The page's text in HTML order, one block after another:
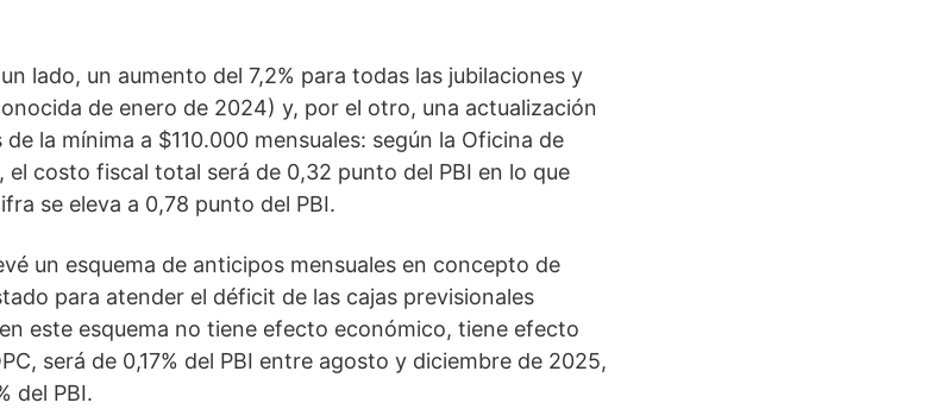
lado, un aumento del 7,2% para todas las jubilaciones y
de enero de 2024) y, por el otro, una actualización
la mínima a $110.000 mensuales: según la Oficina de
el costo fiscal total será de 0,32 punto del PBI en lo que
se eleva a 0,78 punto del PBI.
un esquema de anticipos mensuales en concepto de
para atender el déficit de las cajas previsionales
este esquema no tiene efecto económico, tiene efecto
será de 0,17% del PBI entre agosto y diciembre de 2025,
del PBI.